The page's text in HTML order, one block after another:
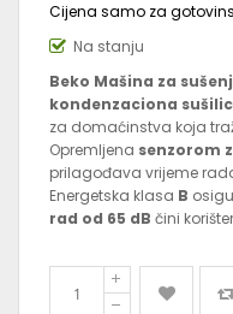
Cijena samo za
Na stanju
Beko Mašina za
kondenzaciona
za domaćinstva koja
Opremljena senzorom
prilagođava vrijeme
Energetska klasa B
rad od 65 dB čini